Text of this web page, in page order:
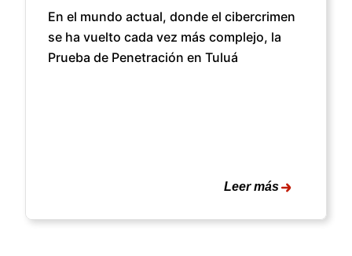
En el mundo actual, donde el cibercrimen
se ha vuelto cada vez más complejo, la
Prueba de Penetración en Tuluá
Leer más